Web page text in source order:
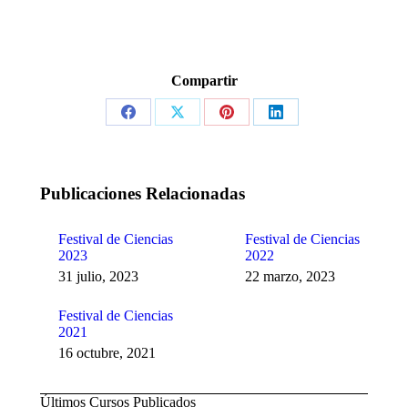
Compartir
Share
Share
Share
Share
Publicaciones Relacionadas
Festival de Ciencias
2023
31 julio, 2023
Festival de Ciencias
2022
22 marzo, 2023
Festival de Ciencias
2021
16 octubre, 2021
Últimos Cursos Publicados